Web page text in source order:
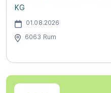
KG
01.08.2026
6063 Rum